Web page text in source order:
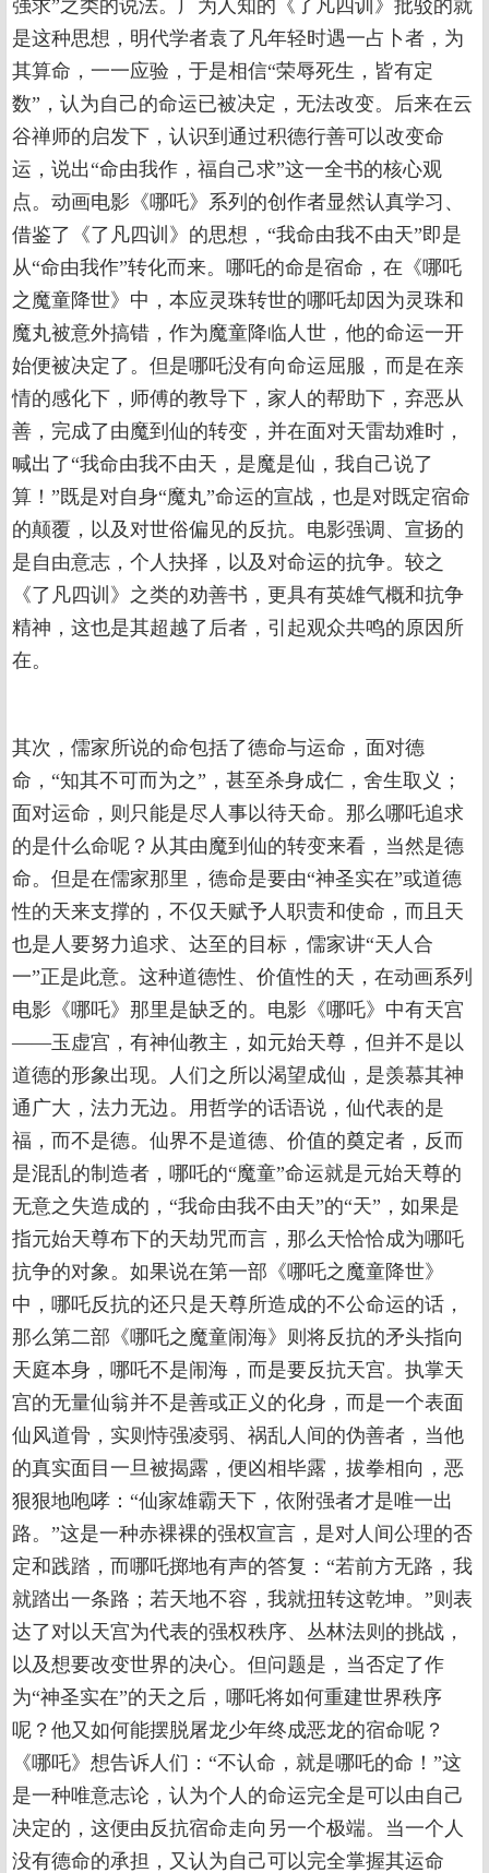
强求”之类的说法。广为人知的《了凡四训》批驳的就
是这种思想，明代学者袁了凡年轻时遇一占卜者，为
其算命，一一应验，于是相信“荣辱死生，皆有定
数”，认为自己的命运已被决定，无法改变。后来在云
谷禅师的启发下，认识到通过积德行善可以改变命
运，说出“命由我作，福自己求”这一全书的核心观
点。动画电影《哪吒》系列的创作者显然认真学习、
借鉴了《了凡四训》的思想，“我命由我不由天”即是
从“命由我作”转化而来。哪吒的命是宿命，在《哪吒
之魔童降世》中，本应灵珠转世的哪吒却因为灵珠和
魔丸被意外搞错，作为魔童降临人世，他的命运一开
始便被决定了。但是哪吒没有向命运屈服，而是在亲
情的感化下，师傅的教导下，家人的帮助下，弃恶从
善，完成了由魔到仙的转变，并在面对天雷劫难时，
喊出了“我命由我不由天，是魔是仙，我自己说了
算！”既是对自身“魔丸”命运的宣战，也是对既定宿命
的颠覆，以及对世俗偏见的反抗。电影强调、宣扬的
是自由意志，个人抉择，以及对命运的抗争。较之
《了凡四训》之类的劝善书，更具有英雄气概和抗争
精神，这也是其超越了后者，引起观众共鸣的原因所
在。
其次，儒家所说的命包括了德命与运命，面对德
命，“知其不可而为之”，甚至杀身成仁，舍生取义；
面对运命，则只能是尽人事以待天命。那么哪吒追求
的是什么命呢？从其由魔到仙的转变来看，当然是德
命。但是在儒家那里，德命是要由“神圣实在”或道德
性的天来支撑的，不仅天赋予人职责和使命，而且天
也是人要努力追求、达至的目标，儒家讲“天人合
一”正是此意。这种道德性、价值性的天，在动画系列
电影《哪吒》那里是缺乏的。电影《哪吒》中有天宫
——玉虚宫，有神仙教主，如元始天尊，但并不是以
道德的形象出现。人们之所以渴望成仙，是羡慕其神
通广大，法力无边。用哲学的话语说，仙代表的是
福，而不是德。仙界不是道德、价值的奠定者，反而
是混乱的制造者，哪吒的“魔童”命运就是元始天尊的
无意之失造成的，“我命由我不由天”的“天”，如果是
指元始天尊布下的天劫咒而言，那么天恰恰成为哪吒
抗争的对象。如果说在第一部《哪吒之魔童降世》
中，哪吒反抗的还只是天尊所造成的不公命运的话，
那么第二部《哪吒之魔童闹海》则将反抗的矛头指向
天庭本身，哪吒不是闹海，而是要反抗天宫。执掌天
宫的无量仙翁并不是善或正义的化身，而是一个表面
仙风道骨，实则恃强凌弱、祸乱人间的伪善者，当他
的真实面目一旦被揭露，便凶相毕露，拔拳相向，恶
狠狠地咆哮：“仙家雄霸天下，依附强者才是唯一出
路。”这是一种赤裸裸的强权宣言，是对人间公理的否
定和践踏，而哪吒掷地有声的答复：“若前方无路，我
就踏出一条路；若天地不容，我就扭转这乾坤。”则表
达了对以天宫为代表的强权秩序、丛林法则的挑战，
以及想要改变世界的决心。但问题是，当否定了作
为“神圣实在”的天之后，哪吒将如何重建世界秩序
呢？他又如何能摆脱屠龙少年终成恶龙的宿命呢？
《哪吒》想告诉人们：“不认命，就是哪吒的命！”这
是一种唯意志论，认为个人的命运完全是可以由自己
决定的，这便由反抗宿命走向另一个极端。当一个人
没有德命的承担，又认为自己可以完全掌握其运命